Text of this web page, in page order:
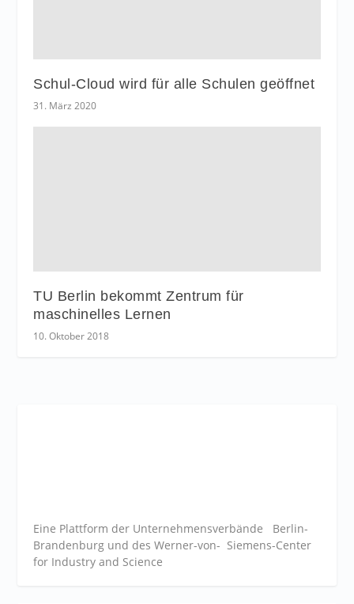
Schul-Cloud wird für alle Schulen geöffnet
31. März 2020
TU Berlin bekommt Zentrum für
maschinelles Lernen
10. Oktober 2018
Eine Plattform der Unternehmensverbände Berlin-
Brandenburg und des Werner-von- Siemens-Center
for Industry and Science